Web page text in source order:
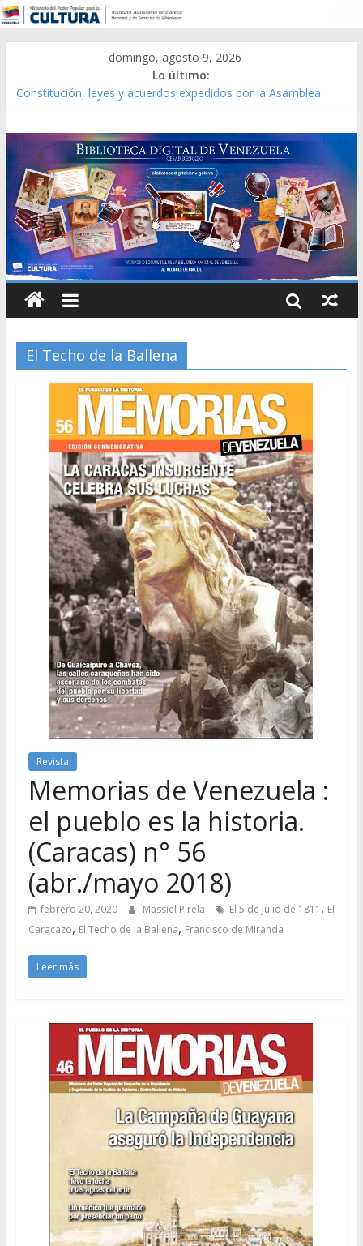
domingo, agosto 9, 2026
Lo último:
Constitución, leyes y acuerdos expedidos por la Asamblea
Modesta Bor Sánchez [material gráfico]
Gaceta Oficial de la República de Venezuela año CXXXIII Mes V,
Caracas 09 de marzo de 2006 N° 38.394
Catálogo temático de obras de Modesta Bor
El Techo de la Ballena
Revista
Memorias de Venezuela :
el pueblo es la historia.
(Caracas) n° 56
(abr./mayo 2018)
febrero 20, 2020 Massiel Pirela El 5 de julio de 1811 , El
Caracazo, El Techo de la Ballena, Francisco de Miranda
Leer más